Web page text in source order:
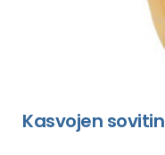
Kasvojen sovitin